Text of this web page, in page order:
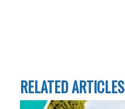
RELATED ARTICLES